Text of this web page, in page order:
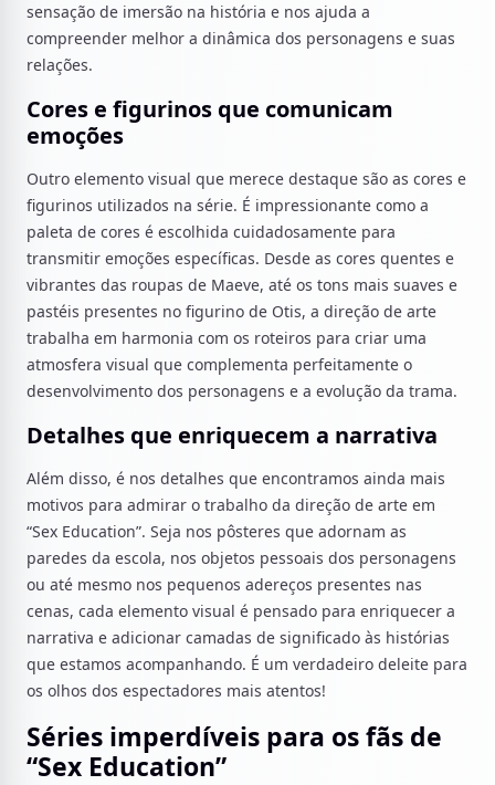
sensação de imersão na história e nos ajuda a
compreender melhor a dinâmica dos personagens e suas
relações.
Cores e figurinos que comunicam
emoções
Outro elemento visual que merece destaque são as cores e
figurinos utilizados na série. É impressionante como a
paleta de cores é escolhida cuidadosamente para
transmitir emoções específicas. Desde as cores quentes e
vibrantes das roupas de Maeve, até os tons mais suaves e
pastéis presentes no figurino de Otis, a direção de arte
trabalha em harmonia com os roteiros para criar uma
atmosfera visual que complementa perfeitamente o
desenvolvimento dos personagens e a evolução da trama.
Detalhes que enriquecem a narrativa
Além disso, é nos detalhes que encontramos ainda mais
motivos para admirar o trabalho da direção de arte em
“Sex Education”. Seja nos pôsteres que adornam as
paredes da escola, nos objetos pessoais dos personagens
ou até mesmo nos pequenos adereços presentes nas
cenas, cada elemento visual é pensado para enriquecer a
narrativa e adicionar camadas de significado às histórias
que estamos acompanhando. É um verdadeiro deleite para
os olhos dos espectadores mais atentos!
Séries imperdíveis para os fãs de
“Sex Education”